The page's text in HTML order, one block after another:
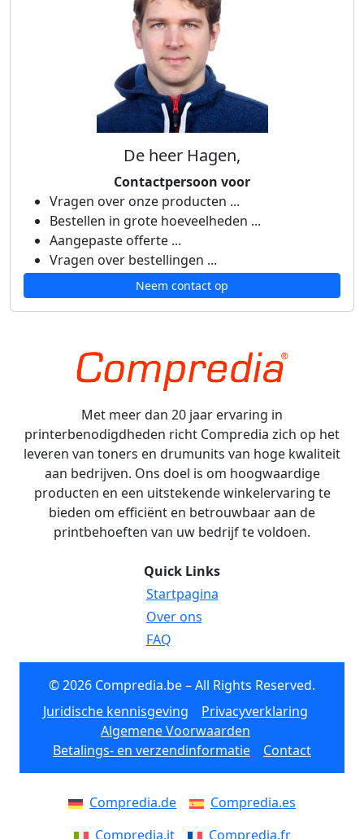
De heer Hagen,
Contactpersoon voor
Vragen over onze producten ...
Bestellen in grote hoeveelheden ...
Aangepaste offerte ...
Vragen over bestellingen ...
Neem contact op
Met meer dan 20 jaar ervaring in
printerbenodigdheden richt Compredia zich op het
leveren van toners en drumunits van hoge kwaliteit
aan bedrijven. Ons doel is om hoogwaardige
producten en een uitstekende winkelervaring te
bieden om efficiënt en betrouwbaar aan de
printbehoeften van uw bedrijf te voldoen.
Quick Links
Startpagina
Over ons
FAQ
© 2026 Compredia.be – All Rights Reserved.
Juridische kennisgeving
Privacyverklaring
Algemene Voorwaarden
Betalings- en verzendinformatie
Contact
Compredia.de
Compredia.es
Compredia.it
Compredia.fr